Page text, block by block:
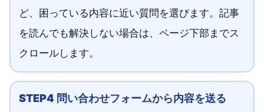
ど、困っている内容に近い質問を選びます。記事
を読んでも解決しない場合は、ページ下部までス
クロールします。
STEP4 問い合わせフォームから内容を送る